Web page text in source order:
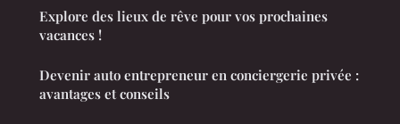
Explore des lieux de rêve pour vos prochaines
vacances !
Devenir auto entrepreneur en conciergerie privée :
avantages et conseils